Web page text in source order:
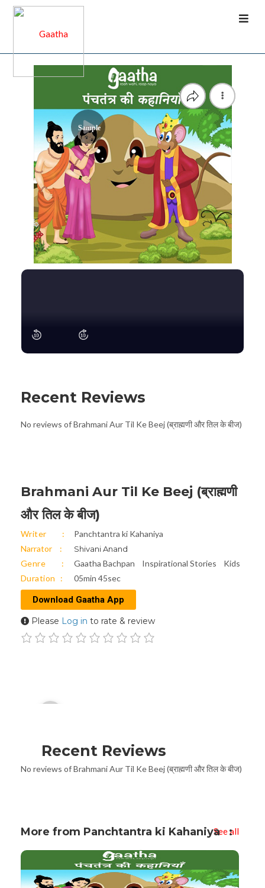
Sample
Recent Reviews
No reviews of Brahmani Aur Til Ke Beej (ब्राह्मणी और तिल के बीज)
Brahmani Aur Til Ke Beej (ब्राह्मणी
और तिल के बीज)
Writer
Panchtantra ki Kahaniya
Narrator
Shivani Anand
Genre Gaatha Bachpan Inspirational Stories
Kids
Duration
05min 45sec
Download Gaatha App
Please Log in to rate & review
Player
Recent Reviews
No reviews of Brahmani Aur Til Ke Beej (ब्राह्मणी और तिल के बीज)
More from Panchtantra ki KahaniyaSee all